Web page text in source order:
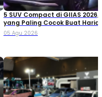
5 SUV Compact di GIIAS 2026,
yang Paling Cocok Buat
05 Agu 2026